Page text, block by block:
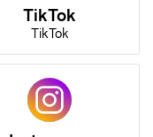
TikTok
TikTok